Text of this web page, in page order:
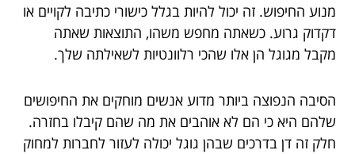
מנוע החיפוש. זה יכול להיות בגלל כישורי כתיבה לקויים או
דקדוק גרוע. כשאתה מחפש משהו, התוצאות שאתה
מקבל מגוגל הן אלו שהכי רלוונטיות לשאילתה שלך.
הסיבה הנפוצה ביותר מדוע אנשים מוחקים את החיפושים
שלהם היא כי הם לא אוהבים את מה שהם קיבלו בחזרה.
חלק זה דן בדרכים שבהן גוגל יכולה לעזור לחברות למחוק